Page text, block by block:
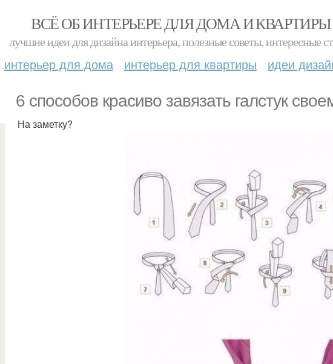
ВСЁ ОБ ИНТЕРЬЕРЕ ДЛЯ ДОМА И КВАРТИРЫ
лучшие идеи для дизайна интерьера, полезные советы, интересные
интерьер для дома интерьер для квартиры идеи
6 способов красиво завязать галстук
На заметку?